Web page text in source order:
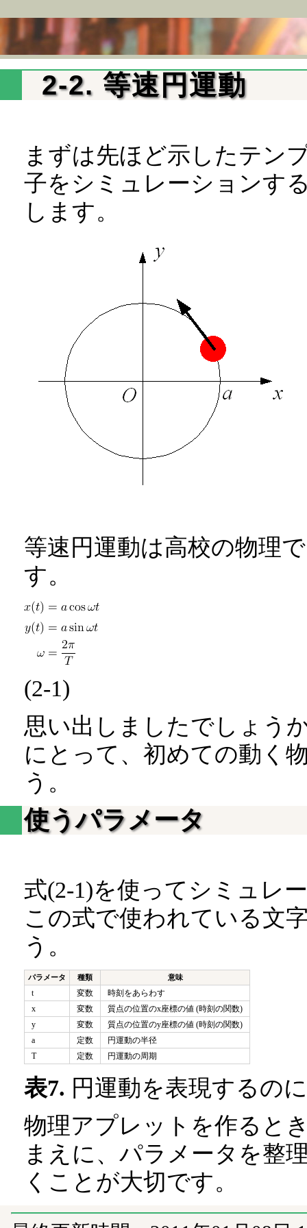
2-2. 等速円運動
まずは先ほど示したテン
子をシミュレーションす
します。
等速円運動は高校の物理
す。
(2-1)
思い出しましたでしょう
にとって、初めての動く
う。
使うパラメータ
式(2-1)を使ってシミュレ
この式で使われている文
う。
パラメータ 種類 意味
t 変数
時刻をあらわす
x
変数
質点の位置のx座標の値 (時刻の関数)
y
変数
質点の位置のy座標の値 (時刻の関数)
a
定数
円運動の半径
T
定数 円運動の周期
表7. 円運動を表現するの
物理アプレットを作ると
まえに、パラメータを整
くことが大切です。